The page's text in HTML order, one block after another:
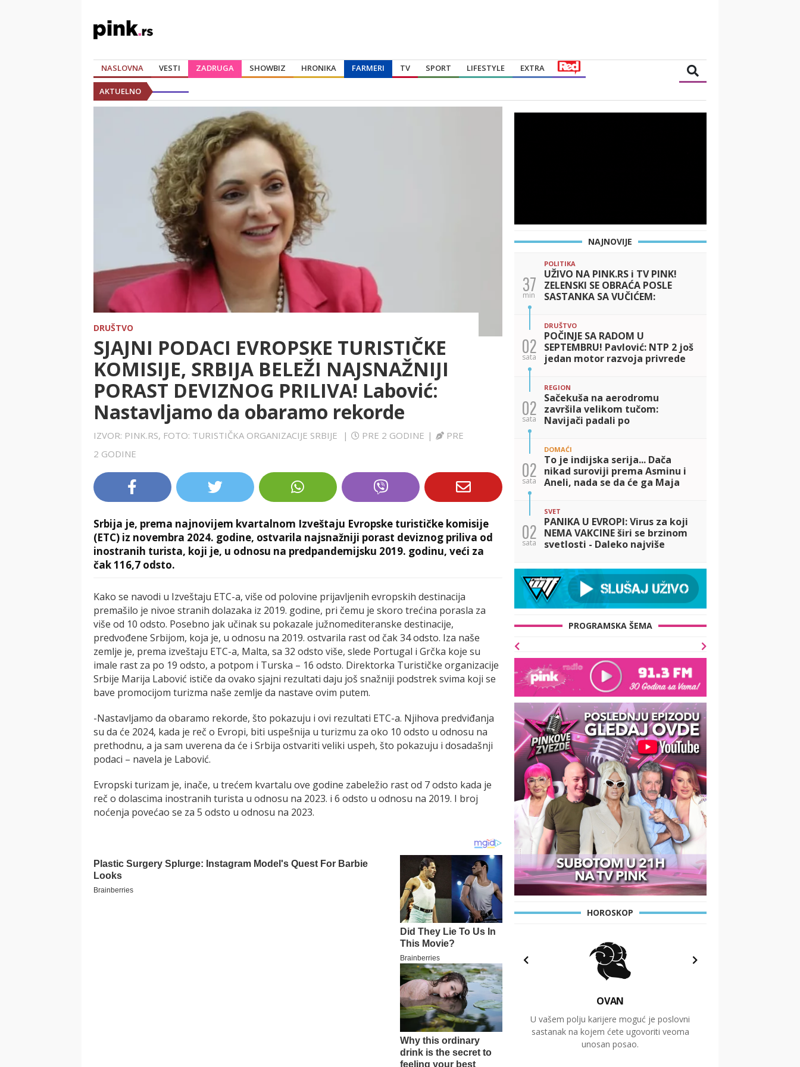
NASLOVNA VESTI ZADRUGA SHOWBIZ HRONIKA FARMERI TV SPORT LIFESTYLE EXTRA
AKTUELNO
DRUŠTVO
SJAJNI PODACI EVROPSKE TURISTIČKE
KOMISIJE, SRBIJA BELEŽI NAJSNAŽNIJI
PORAST DEVIZNOG PRILIVA! Labović:
Nastavljamo da obaramo rekorde
IZVOR: PINK.RS, FOTO: TURISTIČKA ORGANIZACIJE SRBIJE | PRE 2 GODINE |
PRE
2 GODINE
Srbija je, prema najnovijem kvartalnom Izveštaju Evropske turističke komisije
(ETC) iz novembra 2024. godine, ostvarila najsnažniji porast deviznog priliva od
inostranih turista, koji je, u odnosu na predpandemijsku 2019. godinu, veći za
čak 116,7 odsto.
Kako se navodi u Izveštaju ETC-a, više od polovine prijavljenih evropskih destinacija
premašilo je nivoe stranih dolazaka iz 2019. godine, pri čemu je skoro trećina porasla za
više od 10 odsto. Posebno jak učinak su pokazale južnomediteranske destinacije,
predvođene Srbijom, koja je, u odnosu na 2019. ostvarila rast od čak 34 odsto. Iza naše
zemlje je, prema izveštaju ETC-a, Malta, sa 32 odsto više, slede Portugal i Grčka koje su
imale rast za po 19 odsto, a potpom i Turska – 16 odsto. Direktorka Turističke organizacije
Srbije Marija Labović ističe da ovako sjajni rezultati daju još snažniji podstrek svima koji se
bave promocijom turizma naše zemlje da nastave ovim putem.
-Nastavljamo da obaramo rekorde, što pokazuju i ovi rezultati ETC-a. Njihova predviđanja
su da će 2024, kada je reč o Evropi, biti uspešnija u turizmu za oko 10 odsto u odnosu na
prethodnu, a ja sam uverena da će i Srbija ostvariti veliki uspeh, što pokazuju i dosadašnji
podaci – navela je Labović.
Evropski turizam je, inače, u trećem kvartalu ove godine zabeležio rast od 7 odsto kada je
reč o dolascima inostranih turista u odnosu na 2023. i 6 odsto u odnosu na 2019. I broj
noćenja povećao se za 5 odsto u odnosu na 2023.
NAJNOVIJE
37
min
POLITIKA
UŽIVO NA PINK.RS i TV PINK!
ZELENSKI SE OBRAĆA POSLE
SASTANKA SA VUČIĆEM:
je ukazano Ukrajini
02
sata
DRUŠTVO
POČINJE SA RADOM U
SEPTEMBRU! Pavlović: NTP 2 još
jedan motor razvoja privrede
02
sata
REGION
Sačekuša na aerodromu
završila velikom tučom:
Navijači padali po
02
sata
DOMAĆI
To je indijska serija... Dača
nikad suroviji prema Asminu i
Aneli, nada se da će ga Maja
02
sata
SVET
PANIKA U EVROPI: Virus za koji
NEMA VAKCINE širi se brzinom
svetlosti - Daleko najviše
PROGRAMSKA ŠEMA
HOROSKOP
OVAN
U vašem polju karijere moguć je poslovni
sastanak na kojem ćete ugovoriti veoma
unosan posao.